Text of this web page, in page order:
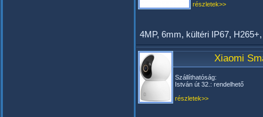
részletek>>
4MP, 6mm, kültéri IP67,
Xiaomi
Szállíthatóság:
István út 32.: rendelhető
részletek>>